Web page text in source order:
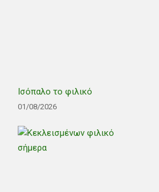
Ισόπαλο το φιλικό
01/08/2026